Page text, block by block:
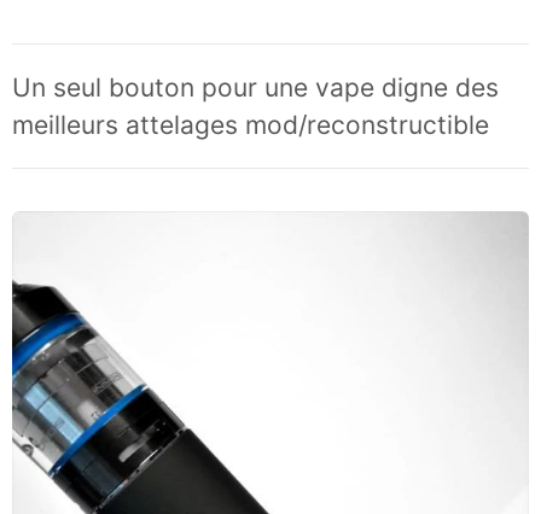
Un seul bouton pour une vape digne des
meilleurs attelages mod/reconstructible